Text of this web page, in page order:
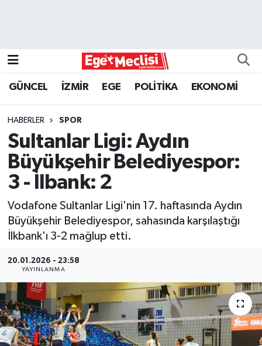
GÜNCEL İZMİR EGE POLİTİKA EKONOMİ
HABERLER SPOR
Sultanlar Ligi: Aydın
Büyükşehir Belediyespor:
3 - İlbank: 2
Vodafone Sultanlar Ligi'nin 17. haftasında Aydın
Büyükşehir Belediyespor, sahasında karşılaştığı
İlkbank'ı 3-2 mağlup etti.
20.01.2026 - 23:58
YAYINLANMA
GÜNCEL
İZMİR
ÖZEL HABER
Programlar
YAŞAM